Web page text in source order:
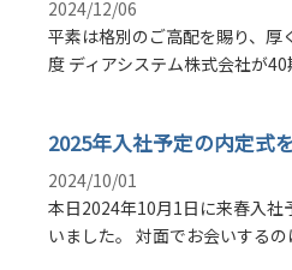
2024/12/06
平素は格別のご高配を賜り、厚
度 ディアシステム株式会社が
2025年入社予定の内定式
2024/10/01
本日2024年10月1日に来春入社
いました。 対面でお会いする